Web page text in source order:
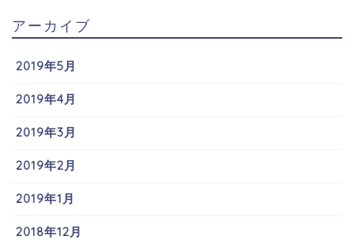
アーカイブ
2019年5月
2019年4月
2019年3月
2019年2月
2019年1月
2018年12月